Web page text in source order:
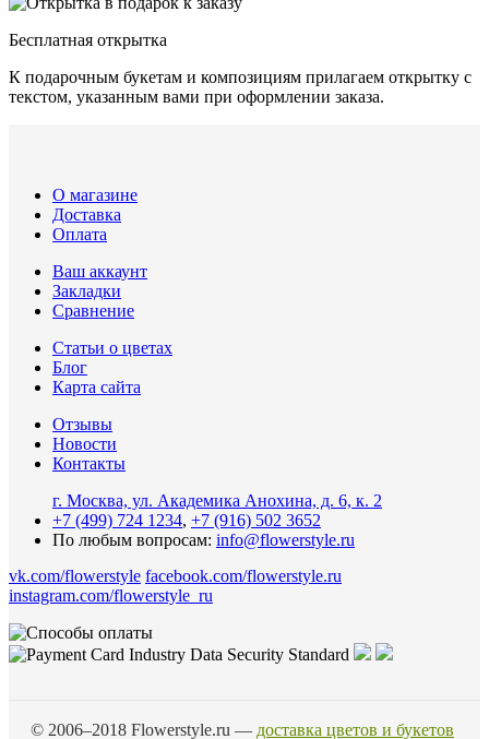
Бесплатная открытка
К подарочным букетам и композициям прилагаем открытку с
текстом, указанным вами при оформлении заказа.
О магазине
Доставка
Оплата
Ваш аккаунт
Закладки
Сравнение
Статьи о цветах
Блог
Карта сайта
Отзывы
Новости
Контакты
г. Москва, ул. Академика Анохина, д. 6, к. 2
+7 (499) 724 1234, +7 (916) 502 3652
По любым вопросам: info@flowerstyle.ru
vk.com/flowerstyle facebook.com/flowerstyle.ru
instagram.com/flowerstyle_ru
© 2006–2018 Flowerstyle.ru — доставка цветов и букетов